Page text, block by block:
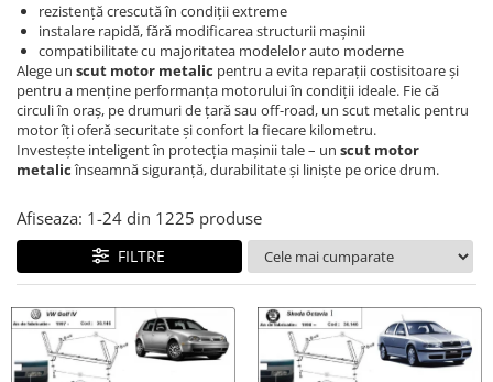
Carlige BYD
Carlige Cadillac
Carlige Chery
Carlige Chevrolet
Carlige Chrysler
Carlige Citroen
Carlige Dacia
Carlige Daewoo
Carlige Dodge
Carlige Dongfeng
rezistenţă crescută în condiţii extreme
instalare rapidă, fără modificarea structurii maşinii
compatibilitate cu majoritatea modelelor auto moderne
Alege un scut motor metalic pentru a evita reparaţii costisitoare şi
pentru a menţine performanţa motorului în condiţii ideale. Fie că
circuli în oraş, pe drumuri de ţară sau off-road, un scut metalic pentru
motor îţi oferă securitate şi confort la fiecare kilometru.
Investeşte inteligent în protecţia maşinii tale – un scut motor
metalicînseamnă siguranţă, durabilitate şi linişte pe orice drum.
Afiseaza: 1-24 din 1225 produse
FILTRE